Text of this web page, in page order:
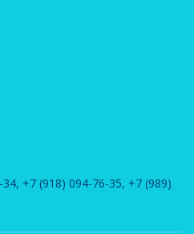
34, +7 (918) 094-76-35, +7 (989)